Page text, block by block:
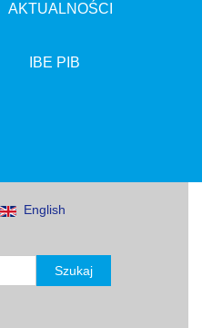
AKTUALNOŚCI
IBE PIB
English